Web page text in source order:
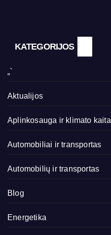
KATEGORIJOS
„`
Aktualijos
Aplinkosauga ir klimato kaita
Automobiliai ir transportas
Automobilių ir transportas
Blog
Energetika